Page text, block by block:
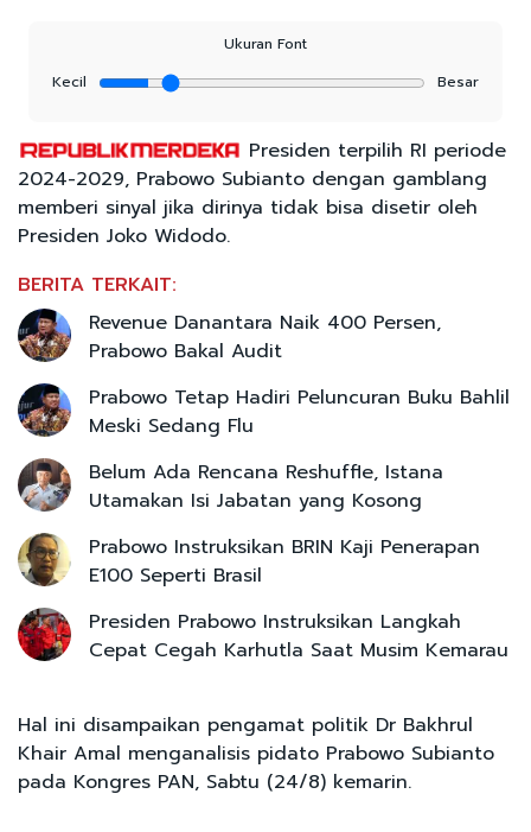
Ukuran Font
Kecil
Besar
Presiden terpilih RI periode
2024-2029, Prabowo Subianto dengan gamblang
memberi sinyal jika dirinya tidak bisa disetir oleh
Presiden Joko Widodo.
BERITA TERKAIT:
Revenue Danantara Naik 400 Persen,
Prabowo Bakal Audit
Prabowo Tetap Hadiri Peluncuran Buku Bahlil
Meski Sedang Flu
Belum Ada Rencana Reshuffle, Istana
Utamakan Isi Jabatan yang Kosong
Prabowo Instruksikan BRIN Kaji Penerapan
E100 Seperti Brasil
Presiden Prabowo Instruksikan Langkah
Cepat Cegah Karhutla Saat Musim Kemarau
Hal ini disampaikan pengamat politik Dr Bakhrul
Khair Amal menganalisis pidato Prabowo Subianto
pada Kongres PAN, Sabtu (24/8) kemarin.